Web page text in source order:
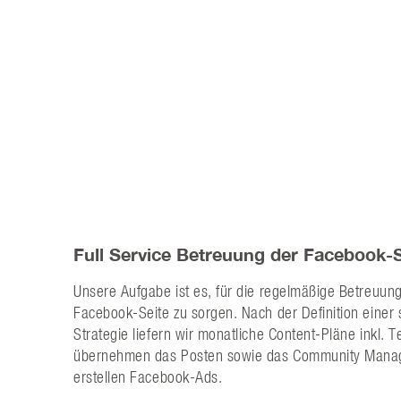
Full Service Betreuung der Facebook-
Unsere Aufgabe ist es, für die regelmäßige
Facebook-Seite zu sorgen. Nach der Definition einer
Strategie liefern wir monatliche Content-Pläne inkl.
übernehmen das Posten sowie das Community
erstellen Facebook-Ads.